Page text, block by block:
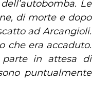
Le
di morte e dopo
ad Arcangioli.
che era accaduto.
parte in attesa di
puntualmente